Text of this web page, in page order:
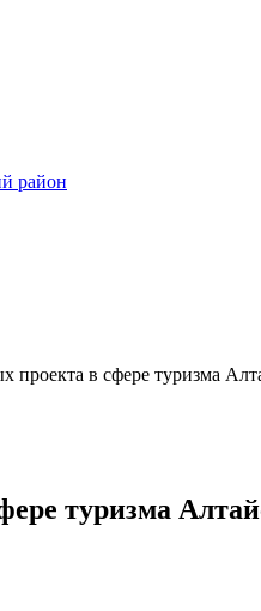
район
проекта в сфере туризма
туризма